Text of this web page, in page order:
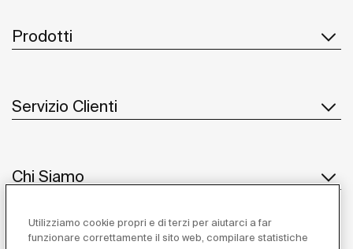
Prodotti
Servizio Clienti
Chi Siamo
Utilizziamo cookie propri e di terzi per aiutarci a far
funzionare correttamente il sito web, compilare statistiche